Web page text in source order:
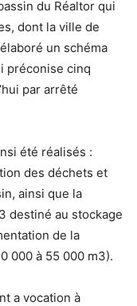
du Réaltor qui
dont la ville de
un schéma
préconise cinq
par arrêté
été réalisés :
des déchets et
ainsi que la
destiné au stockage
de la
000 à 55 000 m3).
a vocation à